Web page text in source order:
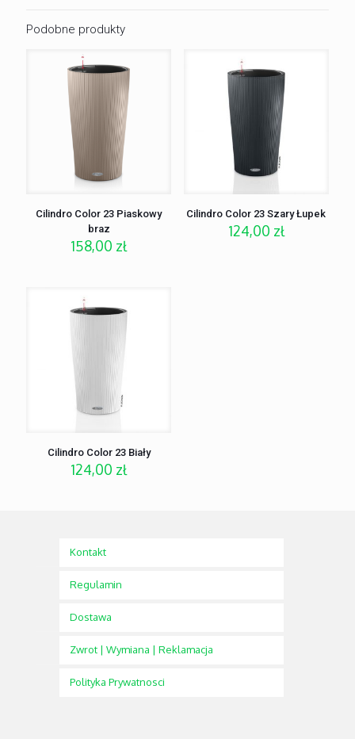
Podobne produkty
Cilindro Color 23 Piaskowy
braz
158,00 zł
Cilindro Color 23 Szary Łupek
124,00 zł
Cilindro Color 23 Biały
124,00 zł
Kontakt
Regulamin
Dostawa
Zwrot | Wymiana | Reklamacja
Polityka Prywatnosci